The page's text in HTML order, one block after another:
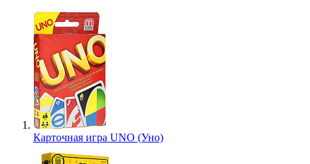
Карточная игра UNO (Уно)